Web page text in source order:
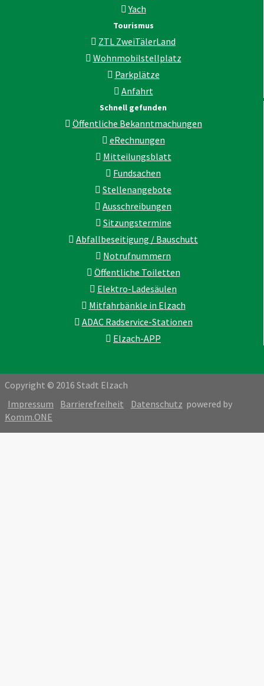
Yach
Tourismus
ZTL ZweiTälerLand
Wohnmobilstellplatz
Parkplätze
Anfahrt
Schnell gefunden
Öffentliche Bekanntmachungen
eRechnungen
Mitteilungsblatt
Fundsachen
Stellenangebote
Ausschreibungen
Sitzungstermine
Abfallbeseitigung / Bauschutt
Notrufnummern
Öffentliche Toiletten
Elektro-Ladesäulen
Mitfahrbänkle in Elzach
ADAC Radservice-Stationen
Elzach-APP
Copyright © 2016 Stadt Elzach
Impressum
Barrierefreiheit Datenschutz powered by
Komm.ONE